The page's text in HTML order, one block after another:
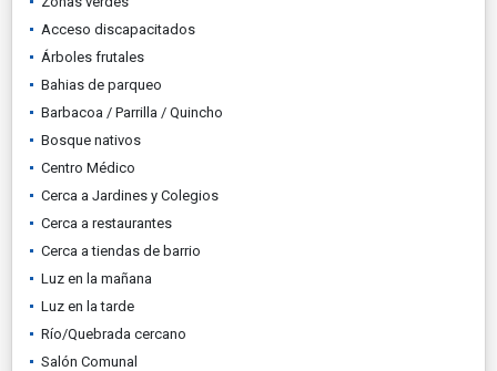
Acceso discapacitados
Árboles frutales
Bahias de parqueo
Barbacoa / Parrilla / Quincho
Bosque nativos
Centro Médico
Cerca a Jardines y Colegios
Cerca a restaurantes
Cerca a tiendas de barrio
Luz en la mañana
Luz en la tarde
Río/Quebrada cercano
Salón Comunal